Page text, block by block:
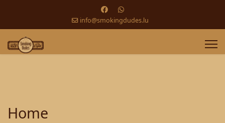
info@smokingdudes.lu
Home